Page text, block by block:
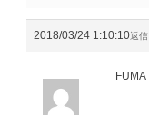
2018/03/24 1:10:10返信
FUMA